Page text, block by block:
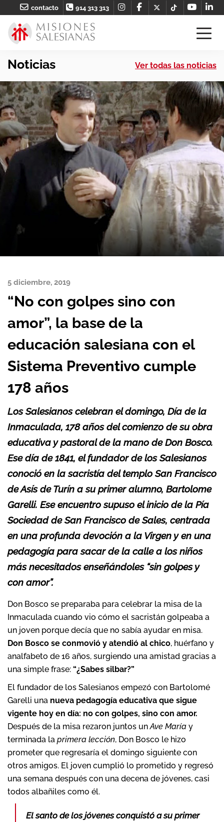
contacto 914 313 313
Noticias Ver todas las noticias
5 diciembre, 2019
“No con golpes sino con
amor”, la base de la
educación salesiana con el
Sistema Preventivo cumple
178 años
Los Salesianos celebran el domingo, Día de la
Inmaculada, 178 años del comienzo de su obra
educativa y pastoral de la mano de Don Bosco.
Ese día de 1841, el fundador de los Salesianos
conoció en la sacristía del templo San Francisco
de Asís de Turín a su primer alumno, Bartolome
Garelli. Ese encuentro supuso el inicio de la Pía
Sociedad de San Francisco de Sales, centrada
en una profunda devoción a la Virgen y en una
pedagogía para sacar de la calle a los niños
más necesitados enseñándoles “sin golpes y
con amor”.
Don Bosco se preparaba para celebrar la misa de la
Inmaculada cuando vio cómo el sacristán golpeaba a
un joven porque decía que no sabía ayudar en misa.
Don Bosco se conmovió y atendió al chico, huérfano y
analfabeto de 16 años, surgiendo una amistad gracias a
una simple frase: “¿Sabes silbar?”
El fundador de los Salesianos empezó con Bartolomé
Garelli una nueva pedagogía educativa que sigue
vigente hoy en día: no con golpes, sino con amor.
Después de la misa rezaron juntos unAve María y
terminada la primera lección, Don Bosco le hizo
prometer que regresaría el domingo siguiente con
otros amigos. El joven cumplió lo prometido y regresó
una semana después con una decena de jóvenes, casi
todos albañiles como él.
El santo de los jóvenes conquistó a su primer